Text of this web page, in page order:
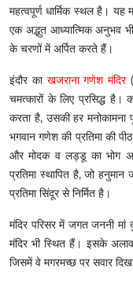
महत्वपूर्ण धार्मिक स्थल है। यह
एक अद्भुत आध्यात्मिक अनुभव
के चरणों में अर्पित करते हैं।
इंदौर का खजराना गणेश मंदिर
चमत्कारों के लिए प्रसिद्ध है।
करता है, उसकी हर मनोकामना
भगवान गणेश की प्रतिमा की
और मोदक व लड्डू का भोग
प्रतिमा स्थापित है, जो
प्रतिमा सिंदूर से निर्मित है।
मंदिर परिसर में जगत जननी मां
मंदिर भी स्थित हैं। इसके
जिसमें वे मगरमच्छ पर सवार